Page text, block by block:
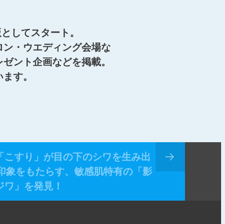
してスタート。
・ウエディング会場な
ント企画などを掲載。
す。
こすり」が目の下のシワを生み出
をもたらす、敏感肌特有の「影
ワ」を発見！